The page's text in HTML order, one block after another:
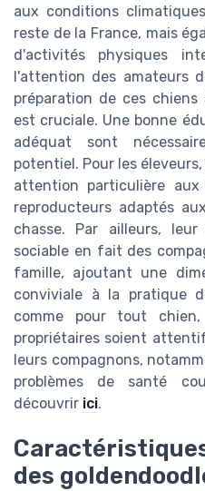
aux conditions
reste de la France, mais
d'activités physiques
l'attention des amateurs
préparation de ces
est cruciale. Une bonne
adéquat sont
potentiel. Pour les
attention particulière
reproducteurs adaptés
chasse. Par ailleurs,
sociable en fait des
famille, ajoutant une
conviviale à la pratique
comme pour tout
propriétaires soient
leurs compagnons,
problèmes de santé
découvrir ici.
des